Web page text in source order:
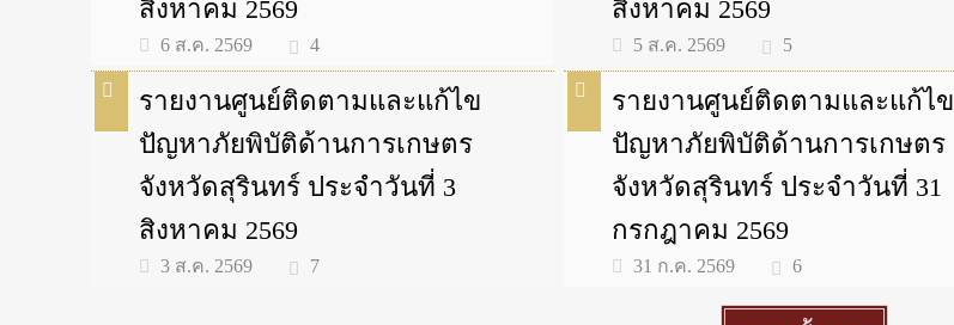
สิงหาคม 2569
6 ส.ค. 2569 4
สิงหาคม 2569
5 ส.ค. 2569 5
รายงานศูนย์ติดตามและแก้ไข
ปัญหาภัยพิบัติด้านการเกษตร
จังหวัดสุรินทร์ ประจำวันที่ 3
สิงหาคม 2569
3 ส.ค. 2569 7
รายงานศูนย์ติดตามและแก้ไข
ปัญหาภัยพิบัติด้านการเกษตร
จังหวัดสุรินทร์ ประจำวันที่ 31
กรกฎาคม 2569
31 ก.ค. 2569 6